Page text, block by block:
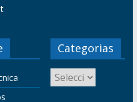
Categorias